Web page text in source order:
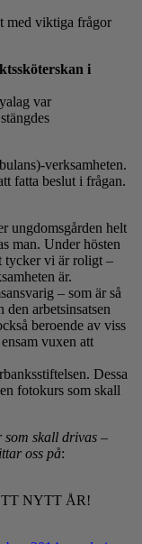
med viktiga frågor
i
var
verksamheten.
fatta beslut i frågan.
ungdomsgården helt
man. Under hösten
tycker vi är roligt –
är.
– som är så
arbetsinsatsen
beroende av viss
vuxen att
Dessa
fotokurs som skall
skall drivas –
oss på:
NYTT ÅR!